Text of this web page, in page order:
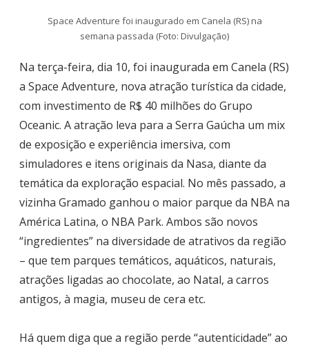
Space Adventure foi inaugurado em Canela (RS) na
semana passada (Foto: Divulgação)
Na terça-feira, dia 10, foi inaugurada em Canela (RS)
a Space Adventure, nova atração turística da cidade,
com investimento de R$ 40 milhões do Grupo
Oceanic. A atração leva para a Serra Gaúcha um mix
de exposição e experiência imersiva, com
simuladores e itens originais da Nasa, diante da
temática da exploração espacial. No mês passado, a
vizinha Gramado ganhou o maior parque da NBA na
América Latina, o NBA Park. Ambos são novos
“ingredientes” na diversidade de atrativos da região
– que tem parques temáticos, aquáticos, naturais,
atrações ligadas ao chocolate, ao Natal, a carros
antigos, à magia, museu de cera etc.
Há quem diga que a região perde “autenticidade” ao